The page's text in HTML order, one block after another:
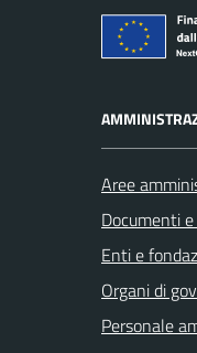
Aree
Documenti
Enti e
Organi di
Personale